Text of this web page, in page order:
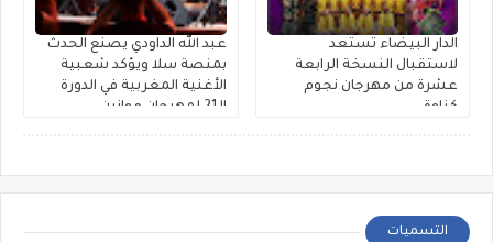
الدار البيضاء تستعد
لاستقبال النسخة الرابعة
عشرة من مهرجان نجوم
كناوة
عبد الله الداودي يصنع الحدث
بمنصة سلا ويؤكد شعبية
الأغنية المغربية في الدورة
الـ21 لمهرجان موازين
التسميات